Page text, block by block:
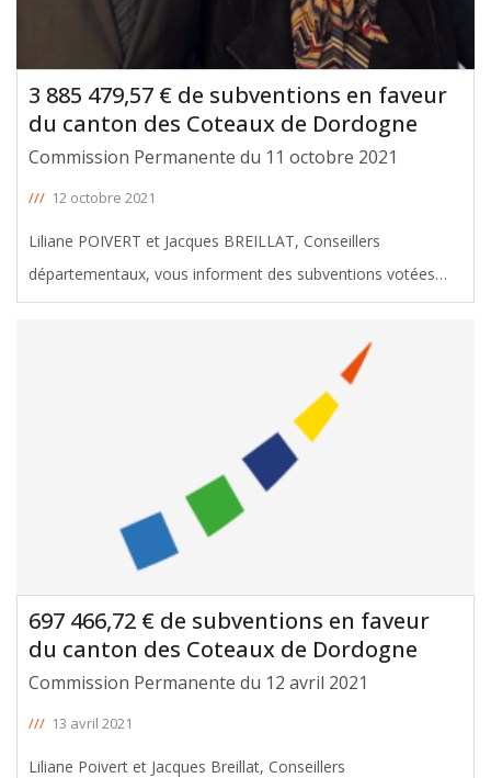
3 885 479,57 € de subventions en faveur
du canton des Coteaux de Dordogne
Commission Permanente du 11 octobre 2021
/// 12 octobre 2021
Liliane POIVERT et Jacques BREILLAT, Conseillers
départementaux, vous informent des subventions votées
avec leur soutien en faveur du canton des Coteaux de
Dordogne, lors de la Commission permanente du 11 octobre
697 466,72 € de subventions en faveur
du canton des Coteaux de Dordogne
Commission Permanente du 12 avril 2021
/// 13 avril 2021
Liliane Poivert et Jacques Breillat, Conseillers